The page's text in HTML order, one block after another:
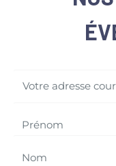
Votre adresse